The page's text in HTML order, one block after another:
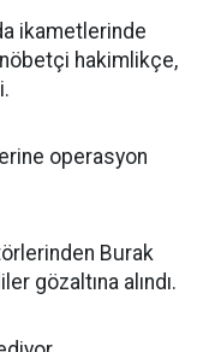
ikametlerinde
hakimlikçe,
operasyon
Burak
gözaltına alındı.